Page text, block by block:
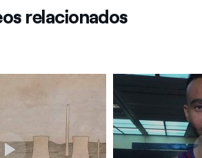
relacionados